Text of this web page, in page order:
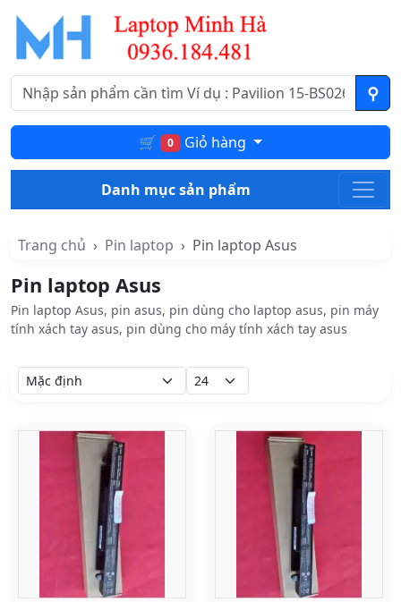
🛒 0 Giỏ hàng
Danh mục sản phẩm
Trang chủ Pin laptop Pin laptop Asus
Pin laptop Asus
Pin laptop Asus, pin asus, pin dùng cho laptop asus, pin máy
tính xách tay asus, pin dùng cho máy tính xách tay asus
Sắp xếp theo:
Hiển thị: